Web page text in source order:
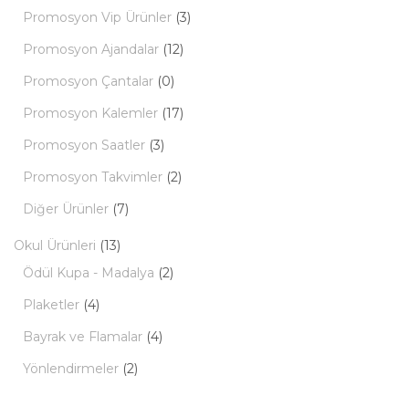
Promosyon Vip Ürünler (3)
Promosyon Ajandalar (12)
Promosyon Çantalar (0)
Promosyon Kalemler (17)
Promosyon Saatler (3)
Promosyon Takvimler (2)
Diğer Ürünler (7)
Okul Ürünleri (13)
Ödül Kupa - Madalya (2)
Plaketler (4)
Bayrak ve Flamalar (4)
Yönlendirmeler (2)